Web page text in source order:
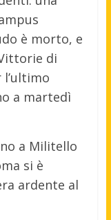
è morto, e
di
a martedì
a Militello
si è
ardente al